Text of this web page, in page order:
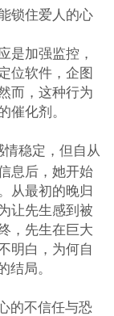
锁住爱人的心
是加强监控，
位软件，企图
而，这种行为
催化剂。
稳定，但自从
息后，她开始
从最初的晚归
让先生感到被
，先生在巨大
明白，为何自
结局。
的不信任与恐